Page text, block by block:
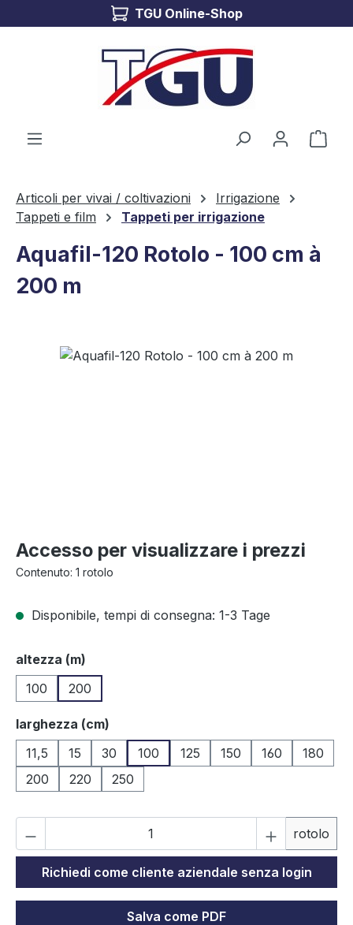
Passa al contenuto principaleTGU Online-Shop
Il
Articoli per vivai / coltivazioni
Irrigazione
Tappeti e film
Tappeti per irrigazione
Aquafil-120 Rotolo - 100 cm à
200 m
Salta la galleria di immagini
Accesso per visualizzare i prezzi
Contenuto: 1 rotolo
Disponibile, tempi di consegna: 1-3 Tage
Seleziona
altezza (m)
100
200
Seleziona
larghezza (cm)
11,5
15 30 100 125 150 160
180
200
220 250
rotolo
Richiedi come cliente aziendale senza login
Salva come PDF